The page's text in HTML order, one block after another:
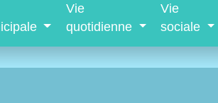
Vie
quotidienne
Vie
sociale